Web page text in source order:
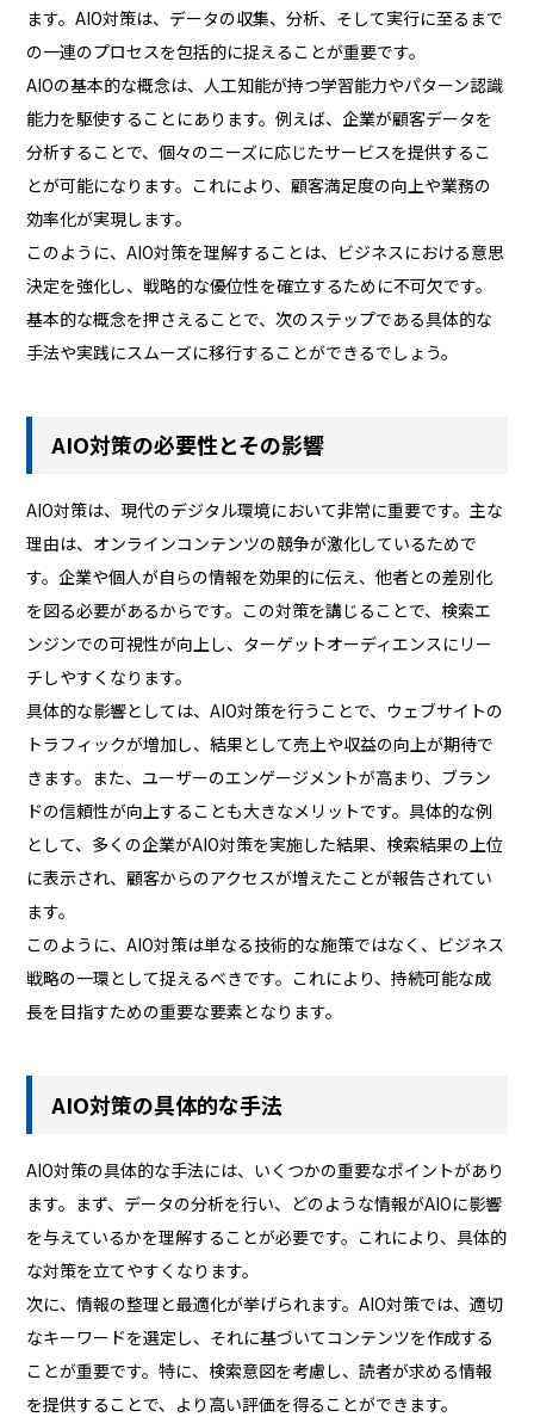
ます。AIO対策は、データの収集、分析、そして実行に至るまで
の一連のプロセスを包括的に捉えることが重要です。
AIOの基本的な概念は、人工知能が持つ学習能力やパターン認識
能力を駆使することにあります。例えば、企業が顧客データを
分析することで、個々のニーズに応じたサービスを提供するこ
とが可能になります。これにより、顧客満足度の向上や業務の
効率化が実現します。
このように、AIO対策を理解することは、ビジネスにおける意思
決定を強化し、戦略的な優位性を確立するために不可欠です。
基本的な概念を押さえることで、次のステップである具体的な
手法や実践にスムーズに移行することができるでしょう。
AIO対策の必要性とその影響
AIO対策は、現代のデジタル環境において非常に重要です。主な
理由は、オンラインコンテンツの競争が激化しているためで
す。企業や個人が自らの情報を効果的に伝え、他者との差別化
を図る必要があるからです。この対策を講じることで、検索エ
ンジンでの可視性が向上し、ターゲットオーディエンスにリー
チしやすくなります。
具体的な影響としては、AIO対策を行うことで、ウェブサイトの
トラフィックが増加し、結果として売上や収益の向上が期待で
きます。また、ユーザーのエンゲージメントが高まり、ブラン
ドの信頼性が向上することも大きなメリットです。具体的な例
として、多くの企業がAIO対策を実施した結果、検索結果の上位
に表示され、顧客からのアクセスが増えたことが報告されてい
ます。
このように、AIO対策は単なる技術的な施策ではなく、ビジネス
戦略の一環として捉えるべきです。これにより、持続可能な成
長を目指すための重要な要素となります。
AIO対策の具体的な手法
AIO対策の具体的な手法には、いくつかの重要なポイントがあり
ます。まず、データの分析を行い、どのような情報がAIOに影響
を与えているかを理解することが必要です。これにより、具体的
な対策を立てやすくなります。
次に、情報の整理と最適化が挙げられます。AIO対策では、適切
なキーワードを選定し、それに基づいてコンテンツを作成する
ことが重要です。特に、検索意図を考慮し、読者が求める情報
を提供することで、より高い評価を得ることができます。